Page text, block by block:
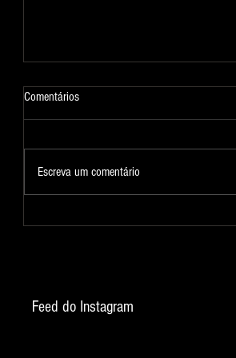
Fotografia 324
Comentários
Escreva um comentário
Feed do Instagram